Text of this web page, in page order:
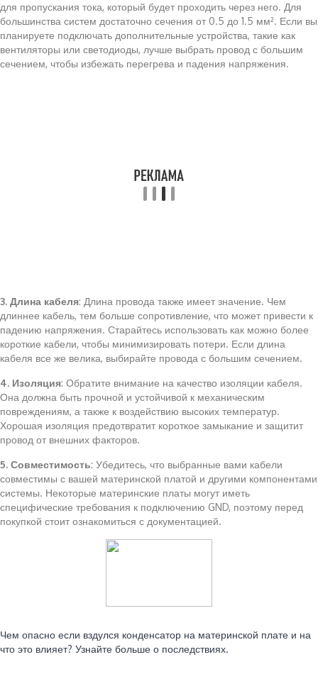
для пропускания тока, который будет проходить через него. Для
большинства систем достаточно сечения от 0.5 до 1.5 мм². Если вы
планируете подключать дополнительные устройства, такие как
вентиляторы или светодиоды, лучше выбрать провод с большим
сечением, чтобы избежать перегрева и падения напряжения.
3. Длина кабеля: Длина провода также имеет значение. Чем
длиннее кабель, тем больше сопротивление, что может привести к
падению напряжения. Старайтесь использовать как можно более
короткие кабели, чтобы минимизировать потери. Если длина
кабеля все же велика, выбирайте провода с большим сечением.
4. Изоляция: Обратите внимание на качество изоляции кабеля.
Она должна быть прочной и устойчивой к механическим
повреждениям, а также к воздействию высоких температур.
Хорошая изоляция предотвратит короткое замыкание и защитит
провод от внешних факторов.
5. Совместимость: Убедитесь, что выбранные вами кабели
совместимы с вашей материнской платой и другими компонентами
системы. Некоторые материнские платы могут иметь
специфические требования к подключению GND, поэтому перед
покупкой стоит ознакомиться с документацией.
Чем опасно если вздулся конденсатор на материнской плате и на
что это влияет? Узнайте больше о последствиях.